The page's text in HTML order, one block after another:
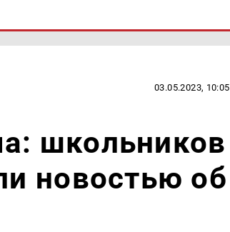
03.05.2023, 10:05
школьников
новостью об